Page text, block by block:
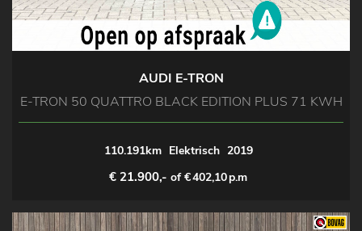
AUDI E-TRON
E-TRON 50 QUATTRO BLACK EDITION PLUS 71 KWH
110.191km Elektrisch 2019
€ 21.900,- of €402,10p.m